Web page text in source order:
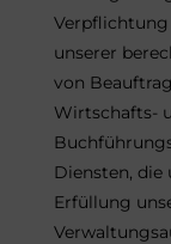
Verpflichtung
unserer
von
Wirtschafts-
Diensten, die
Erfüllung